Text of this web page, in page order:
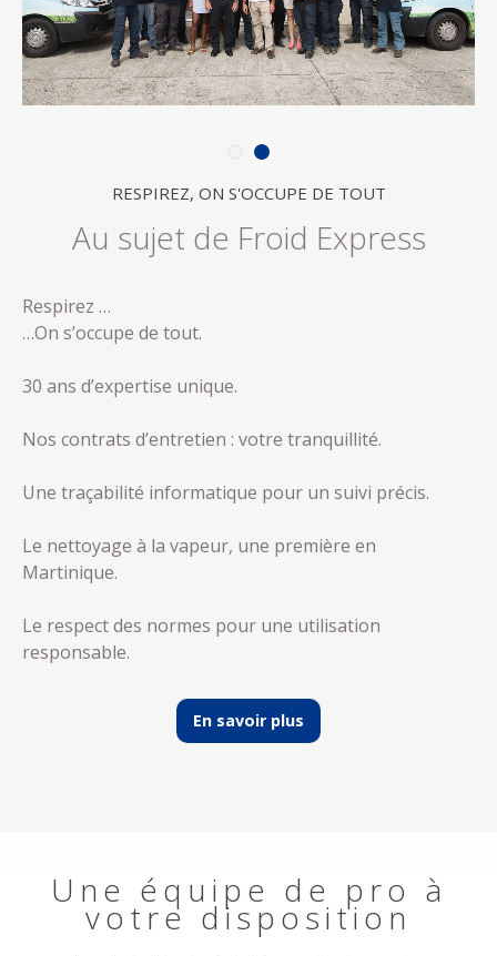
RESPIREZ, ON S'OCCUPE DE TOUT
Au sujet de Froid Express
Respirez …
…On s’occupe de tout.
30 ans d’expertise unique.
Nos contrats d’entretien : votre tranquillité.
Une traçabilité informatique pour un suivi précis.
Le nettoyage à la vapeur, une première en
Martinique.
Le respect des normes pour une utilisation
responsable.
En savoir plus
Une équipe de pro à
votre disposition